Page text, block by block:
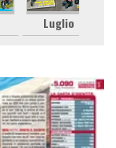
Luglio